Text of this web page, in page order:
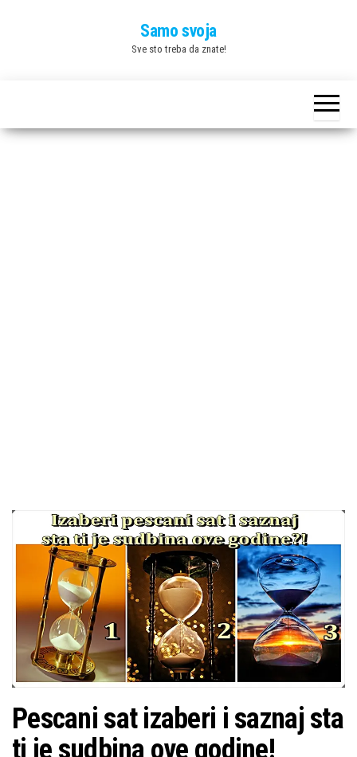
Samo svoja
Sve sto treba da znate!
Pescani sat izaberi i saznaj sta
ti je sudbina ove godine!